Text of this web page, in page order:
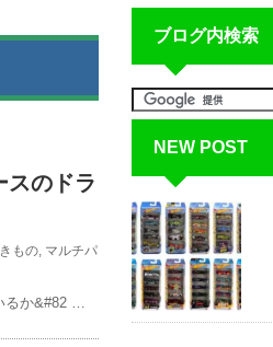
スのドラ
もの, マルチパ
か&#82 …
ブログ内検索
NEW POST